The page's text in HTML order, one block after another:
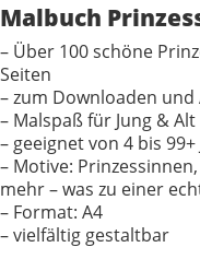
Malbuch
– Über 100 schöne
Seiten
– zum Downloaden und
– Malspaß für Jung & Alt
– geeignet von 4 bis 99+
– Motive:
mehr – was zu einer
– Format: A4
– vielfältig gestaltbar